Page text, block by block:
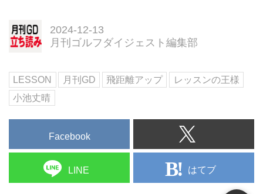
2024-12-13
月刊ゴルフダイジェスト編集部
LESSON 月刊GD 飛距離アップ
レッスンの王様
小池丈晴
Facebook
LINE はてブ